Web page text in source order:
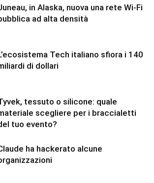
in Alaska, nuova una rete Wi-Fi
ad alta densità
Tech italiano sfiora i 140
di dollari
tessuto o silicone: quale
scegliere per i braccialetti
tuo evento?
ha hackerato alcune